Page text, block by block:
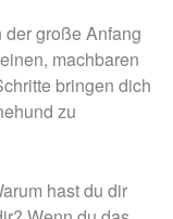
der große Anfang
machbaren
bringen dich
zu
hast du dir